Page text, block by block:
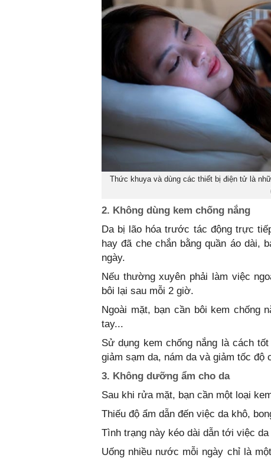
Thức khuya và dùng các thiết bị điện tử là
2. Không dùng kem chống nắng
Da bị lão hóa trước tác động trực
hay đã che chắn bằng quần áo dài,
ngày.
Nếu thường xuyên phải làm việc
bôi lại sau mỗi 2 giờ.
Ngoài mặt, bạn cần bôi kem
tay...
Sử dụng kem chống nắng là cách
giảm sạm da, nám da và giảm tốc độ
3. Không dưỡng ẩm cho da
Sau khi rửa mặt, bạn cần một loại
Thiếu độ ẩm dẫn đến việc da khô,
Tình trạng này kéo dài dẫn tới việc
Uống nhiều nước mỗi ngày chỉ là